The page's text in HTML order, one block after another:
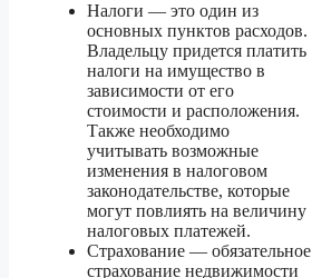
Налоги — это один из
основных пунктов расходов.
Владельцу придется платить
налоги на имущество в
зависимости от его
стоимости и расположения.
Также необходимо
учитывать возможные
изменения в налоговом
законодательстве, которые
могут повлиять на величину
налоговых платежей.
Страхование — обязательное
страхование недвижимости